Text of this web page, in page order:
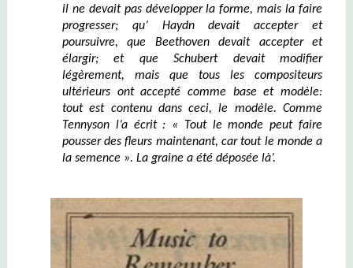
il ne devait pas développer la forme, mais la faire
progresser; qu’ Haydn devait accepter et
poursuivre,que Beethoven devait accepter et
élargir;et queSchubert devait modifier
légèrement, mais que tous les compositeurs
ultérieurs ont accepté comme base et modèle:
tout est contenu dans ceci, le modèle. Comme
Tennyson l’a écrit : « Tout le monde peut faire
pousser des fleurs maintenant, car tout le monde a
la semence ». La graine a été déposée là’.